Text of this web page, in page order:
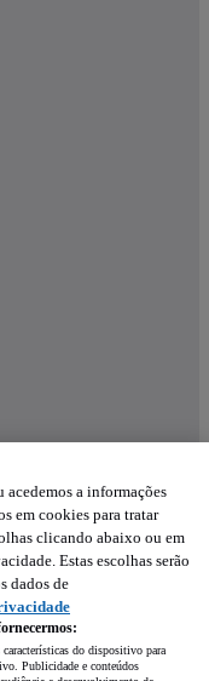
acedemos a informações
em cookies para tratar
clicando abaixo ou em
Estas escolhas serão
dados de
do dispositivo para
Publicidade e conteúdos